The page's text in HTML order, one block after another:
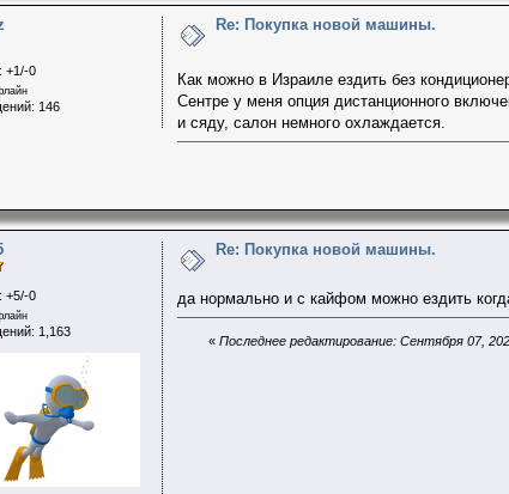
+1/-0
146
Re: Покупка новой машины.
Как можно в Израиле ездить без
Сентре у меня опция дистанционного
и сяду, салон немного охлаждается.
+5/-0
1,163
Re: Покупка новой машины.
да нормально и с кайфом можно ездить
« Последнее редактирование: Сентября 07,